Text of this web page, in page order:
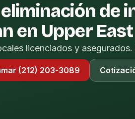
de
en Upper East
licenciados y
(212) 203-3089